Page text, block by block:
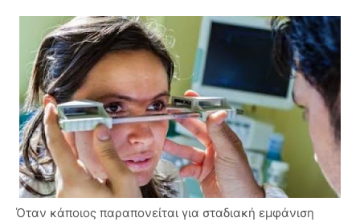
Όταν κάποιος παραπονείται για σταδιακή εμφάνιση